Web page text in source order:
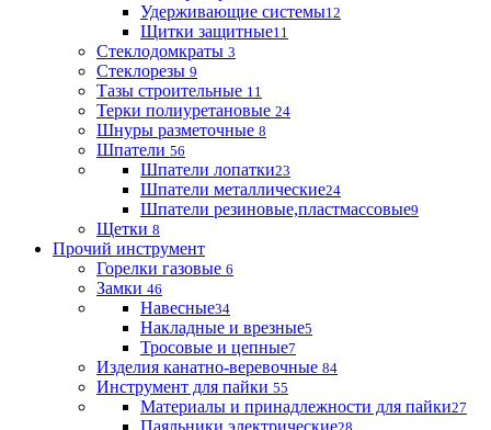
Удерживающие системы12
Щитки защитные11
Стеклодомкраты 3
Стеклорезы 9
Тазы строительные 11
Терки полиуретановые 24
Шнуры разметочные 8
Шпатели 56
Шпатели лопатки23
Шпатели металлические24
Шпатели резиновые,пластмассовые9
Щетки 8
Прочий инструмент
Горелки газовые 6
Замки 46
Навесные34
Накладные и врезные5
Тросовые и цепные7
Изделия канатно-веревочные 84
Инструмент для пайки 55
Материалы и принадлежности для пайки27
Паяльники электрические